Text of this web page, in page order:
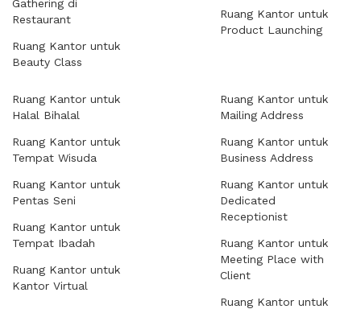
Gathering di
Restaurant
Ruang Kantor untuk
Beauty Class
Ruang Kantor untuk
Product Launching
Ruang Kantor untuk
Halal Bihalal
Ruang Kantor untuk
Tempat Wisuda
Ruang Kantor untuk
Pentas Seni
Ruang Kantor untuk
Tempat Ibadah
Ruang Kantor untuk
Kantor Virtual
Ruang Kantor untuk
Mailing Address
Ruang Kantor untuk
Business Address
Ruang Kantor untuk
Dedicated
Receptionist
Ruang Kantor untuk
Meeting Place with
Client
Ruang Kantor untuk